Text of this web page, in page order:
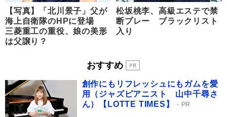
【写真】「北川景子」父が
海上自衛隊のHPに登場
三菱重工の重役、娘の美形
は父譲り？
松坂桃李、高級エステで禁
断プレー ブラックリスト
入り
おすすめ
創作にもリフレッシュにもガムを愛
用（ジャズピアニスト 山中千尋さ
ん）【LOTTE TIMES】
PR